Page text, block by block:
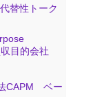
替性トーク
目的会社
CAPM ベー